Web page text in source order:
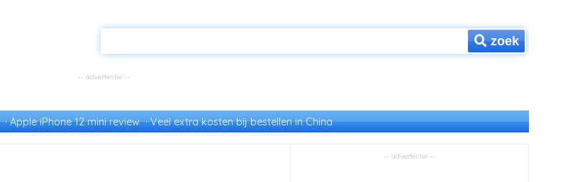
zoek
Apple iPhone 12 mini review Veel extra kosten bij bestellen in China